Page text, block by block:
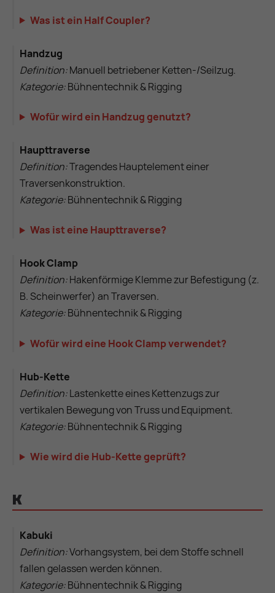
Was ist ein Half Coupler?
Handzug
Definition:Manuell betriebener Ketten-/Seilzug.
Kategorie:Bühnentechnik & Rigging
Wofür wird ein Handzug genutzt?
Haupttraverse
Definition:Tragendes Hauptelement einer
Traversenkonstruktion.
Kategorie:Bühnentechnik & Rigging
Was ist eine Haupttraverse?
Hook Clamp
Definition:Hakenförmige Klemme zur Befestigung (z.
B. Scheinwerfer) an Traversen.
Kategorie:Bühnentechnik & Rigging
Wofür wird eine Hook Clamp verwendet?
Hub-Kette
Definition:Lastenkette eines Kettenzugs zur
vertikalen Bewegung von Truss und Equipment.
Kategorie:Bühnentechnik & Rigging
Wie wird die Hub-Kette geprüft?
K
Kabuki
Definition:Vorhangsystem, bei dem Stoffe schnell
fallen gelassen werden können.
Kategorie:Bühnentechnik & Rigging